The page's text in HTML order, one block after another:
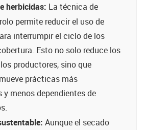
herbicidas: La técnica de
permite reducir el uso de
interrumpir el ciclo de los
Esto no solo reduce los
productores, sino que
prácticas más
y menos dependientes de
Aunque el secado